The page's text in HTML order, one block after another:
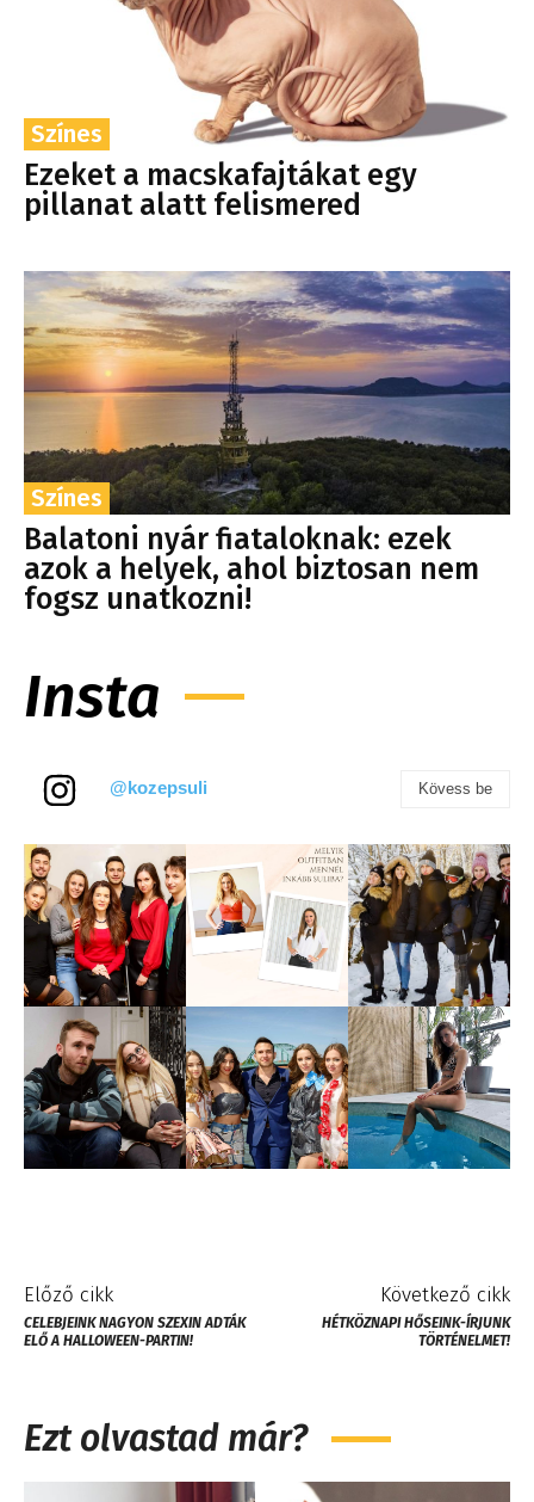
Színes
Ezeket a macskafajtákat egy
pillanat alatt felismered
Színes
Balatoni nyár fiataloknak: ezek
azok a helyek, ahol biztosan nem
fogsz unatkozni!
Insta
@kozepsuli Kövess be
Előző cikk
CELEBJEINK NAGYON SZEXIN ADTÁK
ELŐ A HALLOWEEN-PARTIN!
Következő cikk
HÉTKÖZNAPI HŐSEINK-ÍRJUNK
TÖRTÉNELMET!
Ezt olvastad már?